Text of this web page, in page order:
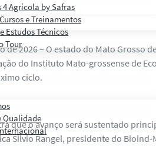
4 Agrícola by Safras
e Treinamentos
Estudos Técnicos
Tour
Qualidade
de 2026 – O estado do Mato
do Instituto Mato-grossense de
ciclo.
que o avanço será sustentado
Silvio Rangel, presidente do